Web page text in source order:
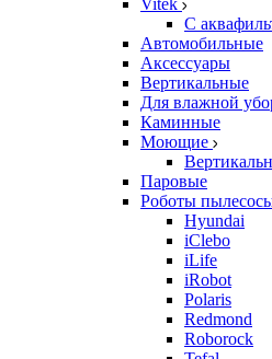
Vitek
С
Автомобильные
Аксессуары
Вертикальные
Для влажной
Каминные
Моющие
Паровые
Роботы
Hyundai
iClebo
iLife
iRobot
Polaris
Redmond
Roborock